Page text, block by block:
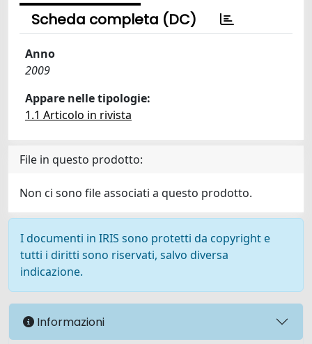
Scheda completa (DC)
Anno
2009
Appare nelle tipologie:
1.1 Articolo in rivista
File in questo prodotto:
Non ci sono file associati a questo prodotto.
I documenti in IRIS sono protetti da copyright e
tutti i diritti sono riservati, salvo diversa
indicazione.
Informazioni